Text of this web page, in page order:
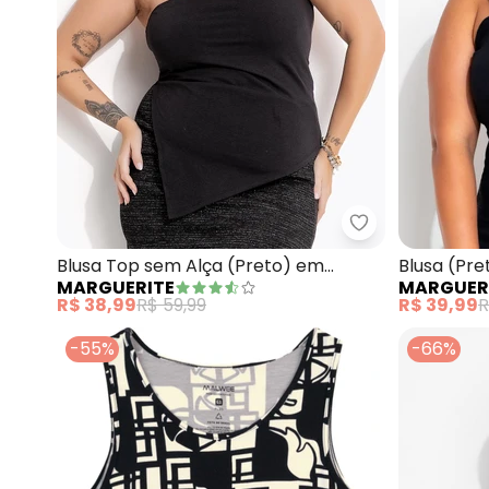
Blusa Top sem Alça (Preto) em
Cotton
MARGUERITE
R$ 38,99R$ 59,99
Blusa
R$ 39,99
-55%
-66%